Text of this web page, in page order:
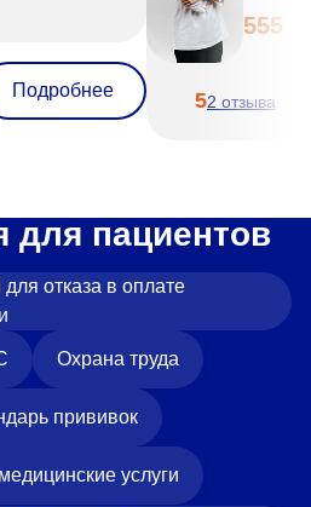
Подробнее
555 ₽
52 отзыва
пациентов
отказа в оплате
Охрана труда
прививок
услуги